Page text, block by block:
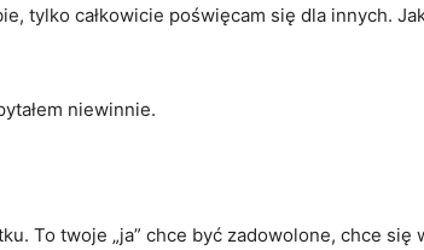
tylko całkowicie poświęcam się dla innych.
niewinnie.
To twoje „ja” chce być zadowolone, chce się